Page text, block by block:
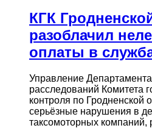
КГК
разоблачил
оплаты в
Управление
расследований Комитета
контроля по Гродненской
серьёзные нарушения в
таксомоторных